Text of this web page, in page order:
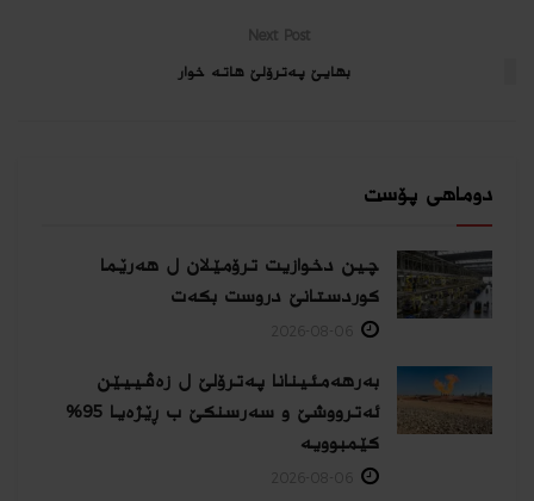
Next Post
بھایێ پەترۆلێ ھاتە خوار
دوماهی پۆست
چین دخوازیت ترۆمێلان ل هەرێما
كوردستانێ دروست بكەت
بەرهەمئینانا په‌ترۆلێ ل زه‌ڤییێن
ئەترووشێ و سەرسنكێ ب ڕێژەیا 95%
كێمبوویە